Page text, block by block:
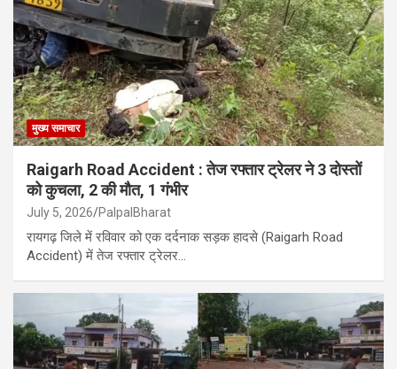
मुख्य समाचार
Raigarh Road Accident : तेज रफ्तार ट्रेलर ने 3 दोस्तों
को कुचला, 2 की मौत, 1 गंभीर
July 5, 2026 PalpalBharat
रायगढ़ जिले में रविवार को एक दर्दनाक सड़क हादसे (Raigarh Road
Accident) में तेज रफ्तार ट्रेलर…